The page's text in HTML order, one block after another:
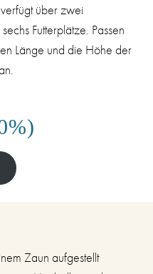
über zwei
Futterplätze. Passen
Länge und die Höhe der
Zaun aufgestellt